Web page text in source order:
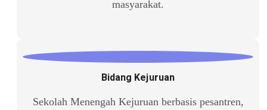
masyarakat.
Bidang Kejuruan
Sekolah Menengah Kejuruan berbasis pesantren,